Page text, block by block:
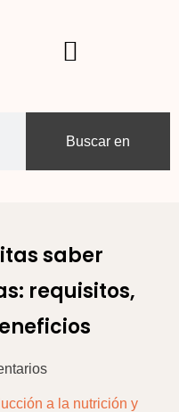
Buscar en
saber
requisitos,
a la nutrición y